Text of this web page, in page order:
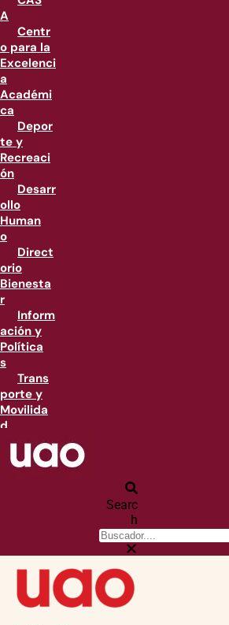
A
Centr
o para la
Excelenci
a
Académi
ca
Depor
te y
Recreaci
ón
Desarr
ollo
Human
o
Direct
orio
Bienesta
r
Inform
ación y
Política
s
Trans
porte y
Movilida
d
Searc
h